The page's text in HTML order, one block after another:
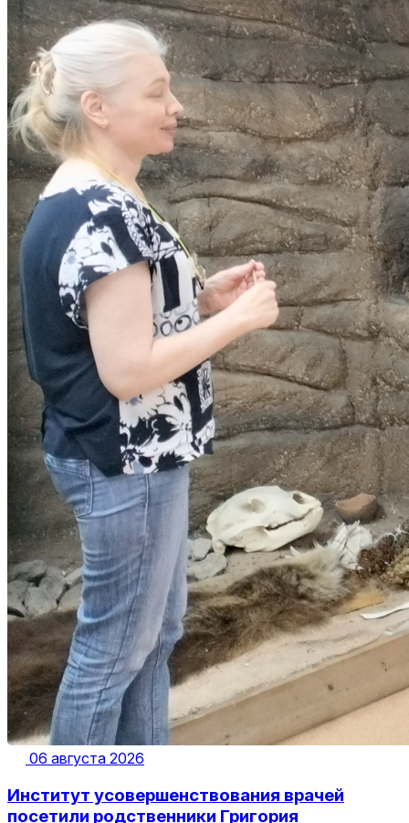
06 августа 2026
Институт усовершенствования врачей
посетили родственники Григория